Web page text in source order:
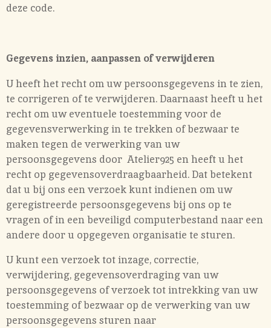
deze code.
Gegevens inzien, aanpassen of verwijderen
U heeft het recht om uw persoonsgegevens in te zien,
te corrigeren of te verwijderen. Daarnaast heeft u het
recht om uw eventuele toestemming voor de
gegevensverwerking in te trekken of bezwaar te
maken tegen de verwerking van uw
persoonsgegevens door Atelier925 en heeft u het
recht op gegevensoverdraagbaarheid. Dat betekent
dat u bij ons een verzoek kunt indienen om uw
geregistreerde persoonsgegevens bij ons op te
vragen of in een beveiligd computerbestand naar een
andere door u opgegeven organisatie te sturen.
U kunt een verzoek tot inzage, correctie,
verwijdering, gegevensoverdraging van uw
persoonsgegevens of verzoek tot intrekking van uw
toestemming of bezwaar op de verwerking van uw
persoonsgegevens sturen naar